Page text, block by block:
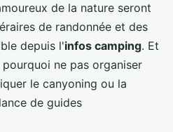
de la nature seront
de randonnée et des
depuis l'infos camping. Et
ne pas organiser
le canyoning ou la
de guides